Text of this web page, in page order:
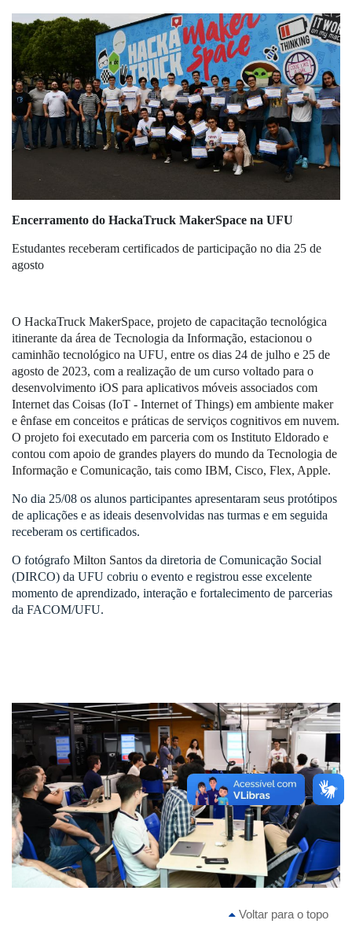
Encerramento do HackaTruck MakerSpace na UFU
Estudantes receberam certificados de participação no dia 25 de
agosto
O HackaTruck MakerSpace, projeto de capacitação tecnológica
itinerante da área de Tecnologia da Informação, estacionou o
caminhão tecnológico na UFU, entre os dias 24 de julho e 25 de
agosto de 2023, com a realização de um curso voltado para o
desenvolvimento iOS para aplicativos móveis associados com
Internet das Coisas (IoT - Internet of Things) em ambiente maker
e ênfase em conceitos e práticas de serviços cognitivos em nuvem.
O projeto foi executado em parceria com os Instituto Eldorado e
contou com apoio de grandes players do mundo da Tecnologia de
Informação e Comunicação, tais como IBM, Cisco, Flex, Apple.
No dia 25/08 os alunos participantes apresentaram seus protótipos
de aplicações e as ideais desenvolvidas nas turmas e em seguida
receberam os certificados.
O fotógrafo Milton Santos da diretoria de Comunicação Social
(DIRCO) da UFU cobriu o evento e registrou esse excelente
momento de aprendizado, interação e fortalecimento de parcerias
da FACOM/UFU.
Previous Next
Voltar para o topo